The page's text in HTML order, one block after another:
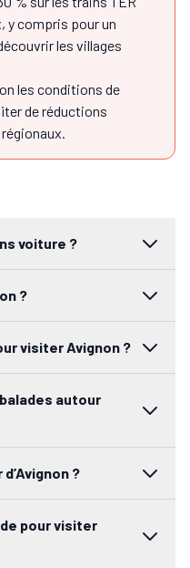
y compris pour un
les villages
les conditions de
de réductions
Grand Avignon sans
Avignon ?
d’Avignon ?
balades entre
?
du printemps à l’automne.
voiture ?
?
visiter Avignon ?
autour
?
pour visiter